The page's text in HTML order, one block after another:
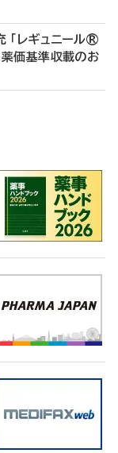
「レギュニール®
価基準収載のお